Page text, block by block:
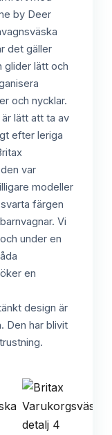
by Deer
det gäller
glider lätt och
och nycklar.
lätt att ta av
efter leriga
var
modeller
färgen
Vi
under en
en
design är
Den har blivit